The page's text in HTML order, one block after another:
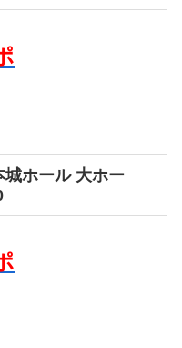
ホール 大ホー